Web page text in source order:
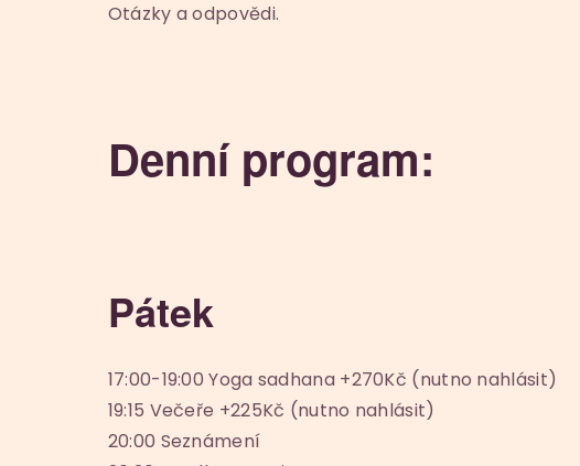
Otázky a odpovědi.
Denní program:
Pátek
17:00-19:00 Yoga sadhana +270Kč (nutno nahlásit)
19:15 Večeře +225Kč (nutno nahlásit)
20:00 Seznámení